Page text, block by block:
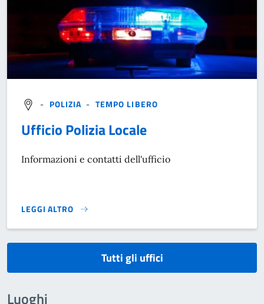
- POLIZIA - TEMPO LIBERO
Ufficio Polizia Locale
Informazioni e contatti dell'ufficio
LEGGI ALTRO
}
Tutti gli uffici
Luoghi